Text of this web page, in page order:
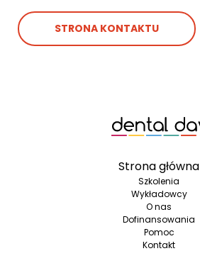
STRONA KONTAKTU
Strona główna
Szkolenia
Wykładowcy
O nas
Dofinansowania
Pomoc
Kontakt